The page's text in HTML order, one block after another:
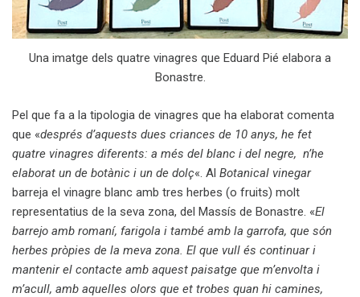
Una imatge dels quatre vinagres que Eduard Pié elabora a
Bonastre.
Pel que fa a la tipologia de vinagres que ha elaborat comenta
que «després d’aquests dues criances de 10 anys, he fet
quatre vinagres diferents: a més del blanc i del negre, n’he
elaborat un de botànic i un de dolç«. Al Botanical vinegar
barreja el vinagre blanc amb tres herbes (o fruits) molt
representatius de la seva zona, del Massís de Bonastre. «El
barrejo amb romaní, farigola i també amb la garrofa, que són
herbes pròpies de la meva zona. El que vull és continuar i
mantenir el contacte amb aquest paisatge que m’envolta i
m’acull, amb aquelles olors que et trobes quan hi camines,